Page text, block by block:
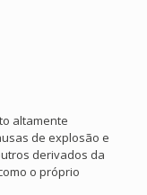
altamente
de explosão e
derivados da
o próprio